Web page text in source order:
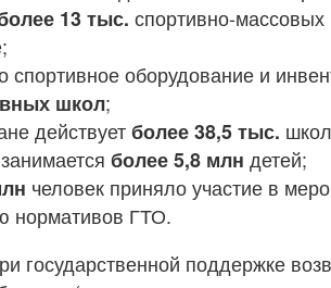
13 тыс. спортивно-
спортивное оборудование и
школ;
действует более 38,5 тыс.
более 5,8 млн детей;
человек приняло участие в
нормативов ГТО.
государственной поддержке